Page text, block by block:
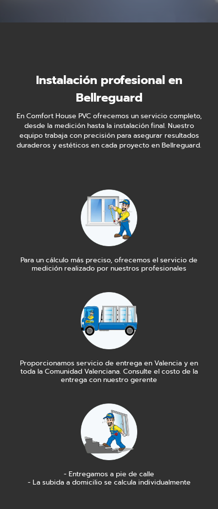
Instalación profesional en
Bellreguard
En Comfort House PVC ofrecemos un servicio completo,
desde la medición hasta la instalación final. Nuestro
equipo trabaja con precisión para asegurar resultados
duraderos y estéticos en cada proyecto en Bellreguard.
Para un cálculo más preciso, ofrecemos el servicio de
medición realizado por nuestros profesionales
Proporcionamos servicio de entrega en Valencia y en
toda la Comunidad Valenciana. Consulte el costo de la
entrega con nuestro gerente
- Entregamos a pie de calle
- La subida a domicilio se calcula individualmente